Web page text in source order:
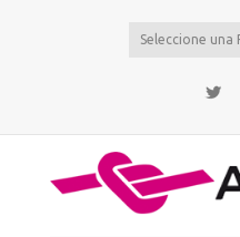
Seleccione una